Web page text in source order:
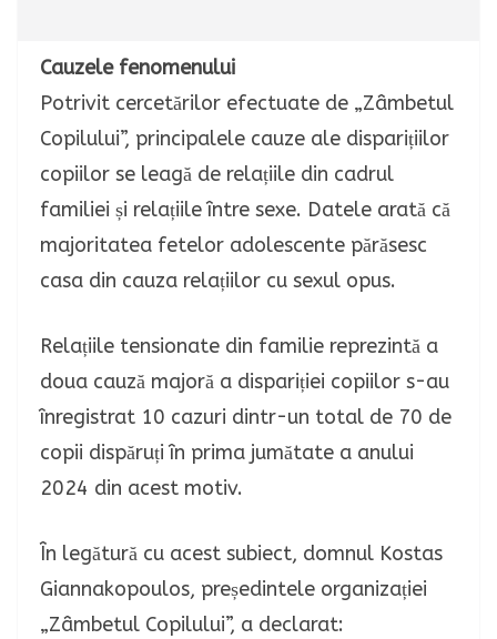
Cauzele fenomenului
Potrivit cercetărilor efectuate de „Zâmbetul
Copilului”, principalele cauze ale disparițiilor
copiilor se leagă de relațiile din cadrul
familiei și relațiile între sexe. Datele arată că
majoritatea fetelor adolescente părăsesc
casa din cauza relațiilor cu sexul opus.
Relațiile tensionate din familie reprezintă a
doua cauză majoră a dispariției copiilor s-au
înregistrat 10 cazuri dintr-un total de 70 de
copii dispăruți în prima jumătate a anului
2024 din acest motiv.
În legătură cu acest subiect, domnul Kostas
Giannakopoulos, președintele organizației
„Zâmbetul Copilului”, a declarat: